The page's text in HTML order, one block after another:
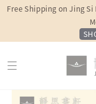
Free Shipping on Jing